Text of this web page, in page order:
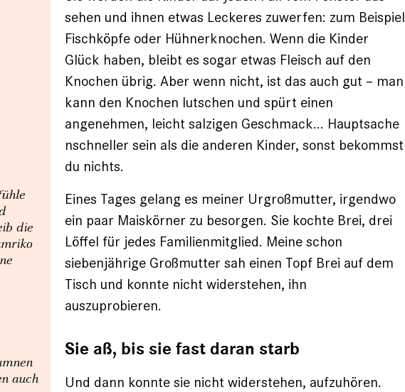
die
auch
sehen und ihnen etwas Leckeres zuwerfen: zum Beispiel
Fischköpfe oder Hühnerknochen. Wenn die Kinder
Glück haben, bleibt es sogar etwas Fleisch auf den
Knochen übrig. Aber wenn nicht, ist das auch gut – man
kann den Knochen lutschen und spürt einen
angenehmen, leicht salzigen Geschmack... Hauptsache
nschneller sein als die anderen Kinder, sonst bekommst
du nichts.
Eines Tages gelang es meiner Urgroßmutter, irgendwo
ein paar Maiskörner zu besorgen. Sie kochte Brei, drei
Löffel für jedes Familienmitglied. Meine schon
siebenjährige Großmutter sah einen Topf Brei auf dem
Tisch und konnte nicht widerstehen, ihn
auszuprobieren.
Sie aß, bis sie fast daran starb
Und dann konnte sie nicht widerstehen, aufzuhören.